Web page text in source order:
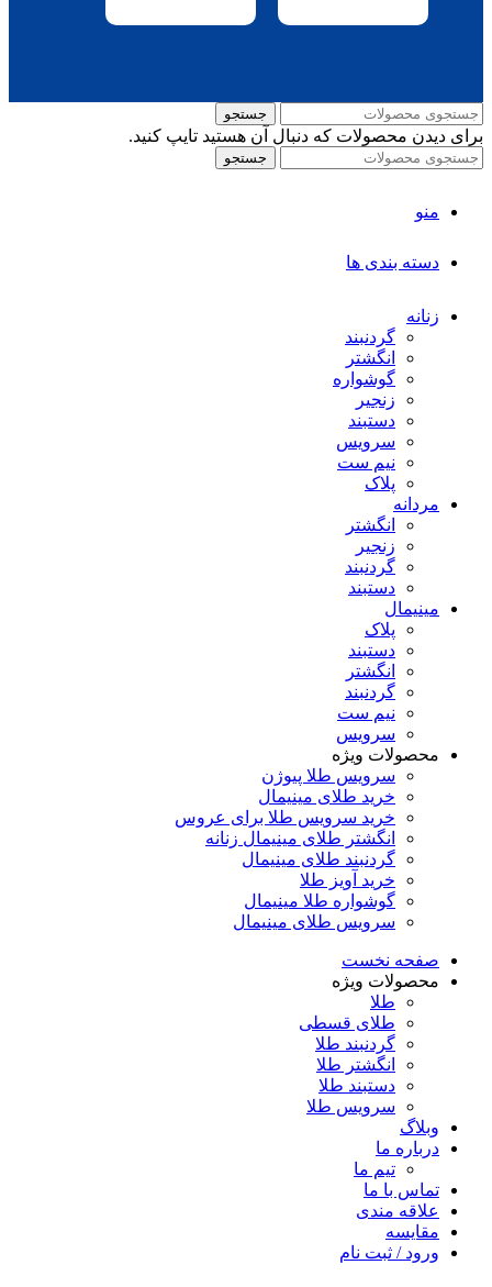
جستجو
برای دیدن محصولات که دنبال آن هستید تایپ کنید.
جستجو
منو
دسته بندی ها
زنانه
گردنبند
انگشتر
گوشواره
زنجیر
دستبند
سرویس
نیم ست
پلاک
مردانه
انگشتر
زنجیر
گردنبند
دستبند
مینیمال
پلاک
دستبند
انگشتر
گردنبند
نیم ست
سرویس
محصولات ویژه
سرویس طلا پیوژن
خرید طلای مینیمال
خرید سرویس طلا برای عروس
انگشتر طلای مینیمال زنانه
گردنبند طلای مینیمال
خرید آویز طلا
گوشواره طلا مینیمال
سرویس طلای مینیمال
صفحه نخست
محصولات ویژه
طلا
طلای قسطی
گردنبند طلا
انگشتر طلا
دستبند طلا
سرویس طلا
وبلاگ
درباره ما
تیم ما
تماس با ما
علاقه مندی
مقایسه
ورود / ثبت نام